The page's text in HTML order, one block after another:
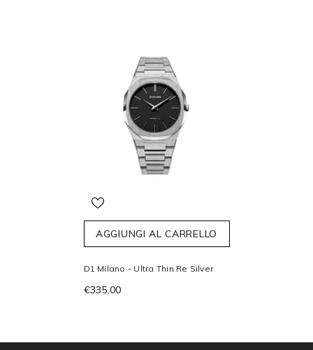
AGGIUNGI AL CARRELLO
D1 Milano - Ultra Thin Re Silver
€335,00